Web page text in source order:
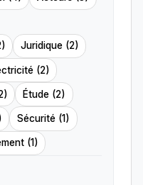
Juridique (2)
(2)
Étude (2)
Sécurité (1)
(1)